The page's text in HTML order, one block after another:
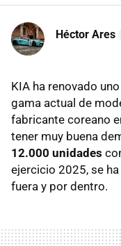
Héctor Ares
KIA ha renovado
gama actual de
fabricante coreano
tener muy buena
12.000 unidades
ejercicio 2025, se
fuera y por dentro.